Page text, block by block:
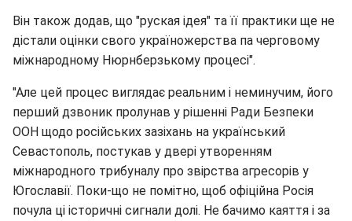
Він також додав, що "руская ідея" та її практики ще не
дістали оцінки свого україножерства па черговому
міжнародному Нюрнберзькому процесі".
"Але цей процес виглядає реальним і неминучим, його
перший дзвоник пролунав у рішенні Ради Безпеки
ООН щодо російських зазіхань на український
Севастополь, постукав у двері утворенням
міжнародного трибуналу про звірства агресорів у
Югославії. Поки-що не помітно, щоб офіційна Росія
почула ці історичні сигнали долі. Не бачимо каяття і за